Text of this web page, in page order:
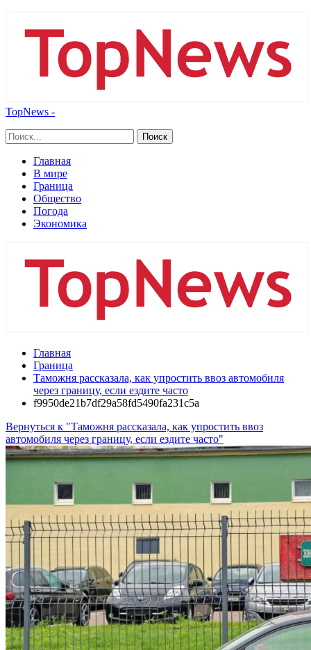
TopNews -
Главная
В мире
Граница
Общество
Погода
Экономика
Главная
Граница
Таможня рассказала, как упростить ввоз автомобиля
через границу, если ездите часто
f9950de21b7df29a58fd5490fa231c5a
Вернуться к "Таможня рассказала, как упростить ввоз
автомобиля через границу, если ездите часто"